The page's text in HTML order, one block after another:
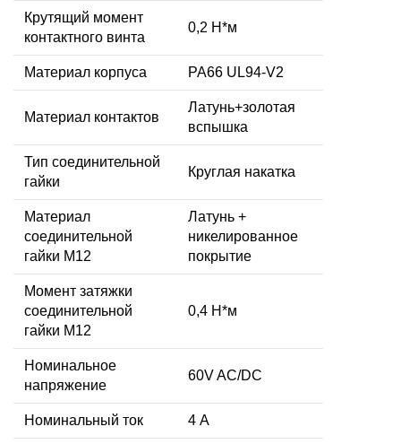
Крутящий момент
контактного винта
0,2 Н*м
Материал корпуса PA66 UL94-V2
Материал контактов
Латунь+золотая
вспышка
Тип соединительной
гайки
Круглая накатка
Материал
соединительной
гайки M12
Латунь +
никелированное
покрытие
Момент затяжки
соединительной
гайки M12
0,4 Н*м
Номинальное
напряжение
60V AC/DC
Номинальный ток 4 А